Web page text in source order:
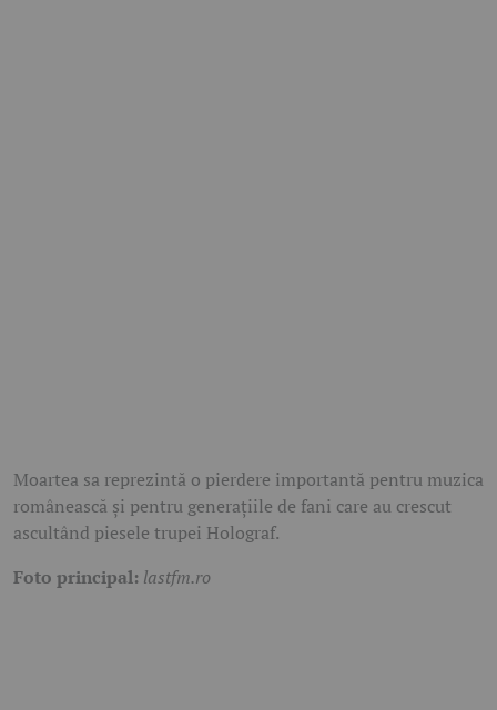
Moartea sa reprezintă o pierdere importantă pentru muzica
românească și pentru generațiile de fani care au crescut
ascultând piesele trupei Holograf.
Foto principal: lastfm.ro